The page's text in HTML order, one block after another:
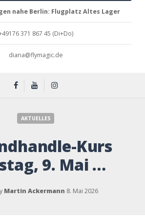
nahe Berlin: Flugplatz Altes Lager
371 867 45 (Di+Do)
diana@flymagic.de
Kurs Samstag, 9. Mai …
AKTUELLES
Kurs
9. Mai …
Martin Ackermann 8. Mai 2026